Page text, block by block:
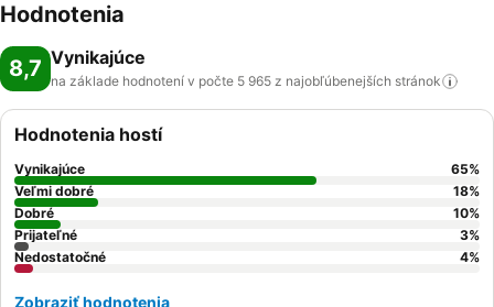
Hodnotenia
8,7 Vynikajúce
na základe hodnotení v počte 5 965 z najobľúbenejších stránok
Hodnotenia hostí
Vynikajúce 65%
Veľmi dobré
18%
Dobré
10%
Prijateľné
3%
Nedostatočné
4%
Zobraziť hodnotenia